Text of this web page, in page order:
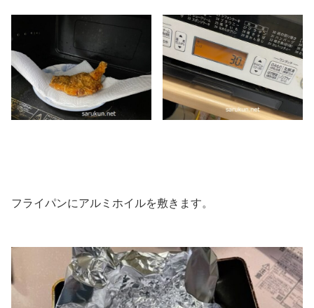
フライパンにアルミホイルを敷きます。